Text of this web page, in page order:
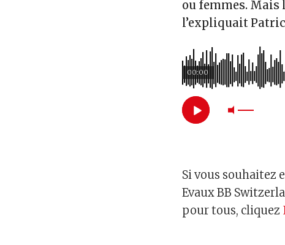
ou femmes. Mais
l’expliquait
00:00
Si vous souhaitez
Evaux BB
pour tous, cliquez